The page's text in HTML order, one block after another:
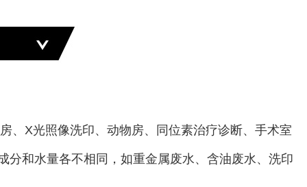
、X光照像洗印、动物房、同位素治疗诊断、手术室
和水量各不相同，如重金属废水、含油废水、洗印